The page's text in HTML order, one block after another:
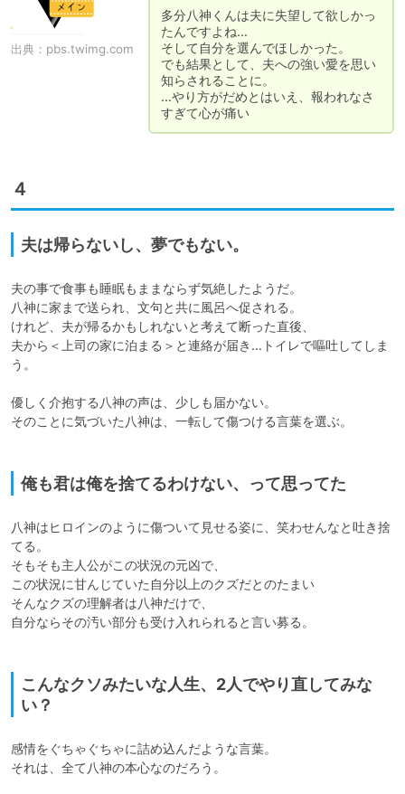
出典： pbs.twimg.com
多分八神くんは夫に失望して欲しかっ
たんですよね…
そして自分を選んでほしかった。
でも結果として、夫への強い愛を思い
知らされることに。
…やり方がだめとはいえ、報われなさ
すぎて心が痛い
４
夫は帰らないし、夢でもない。
夫の事で食事も睡眠もままならず気絶したようだ。
八神に家まで送られ、文句と共に風呂へ促される。
けれど、夫が帰るかもしれないと考えて断った直後、
夫から＜上司の家に泊まる＞と連絡が届き…トイレで嘔吐してしま
う。
優しく介抱する八神の声は、少しも届かない。
そのことに気づいた八神は、一転して傷つける言葉を選ぶ。
俺も君は俺を捨てるわけない、って思ってた
八神はヒロインのように傷ついて見せる姿に、笑わせんなと吐き捨
てる。
そもそも主人公がこの状況の元凶で、
この状況に甘んじていた自分以上のクズだとのたまい
そんなクズの理解者は八神だけで、
自分ならその汚い部分も受け入れられると言い募る。
こんなクソみたいな人生、2人でやり直してみな
い？
感情をぐちゃぐちゃに詰め込んだような言葉。
それは、全て八神の本心なのだろう。